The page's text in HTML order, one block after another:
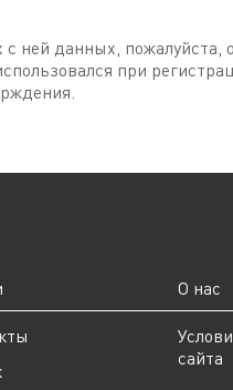
ней данных, пожалуйста,
при
О нас
сайта